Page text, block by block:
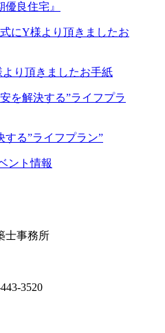
良住宅』
り頂きましたお手紙
する”ライフプラン”
士事務所
3520